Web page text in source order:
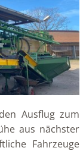
Ausflug zum
aus nächster
Fahrzeuge